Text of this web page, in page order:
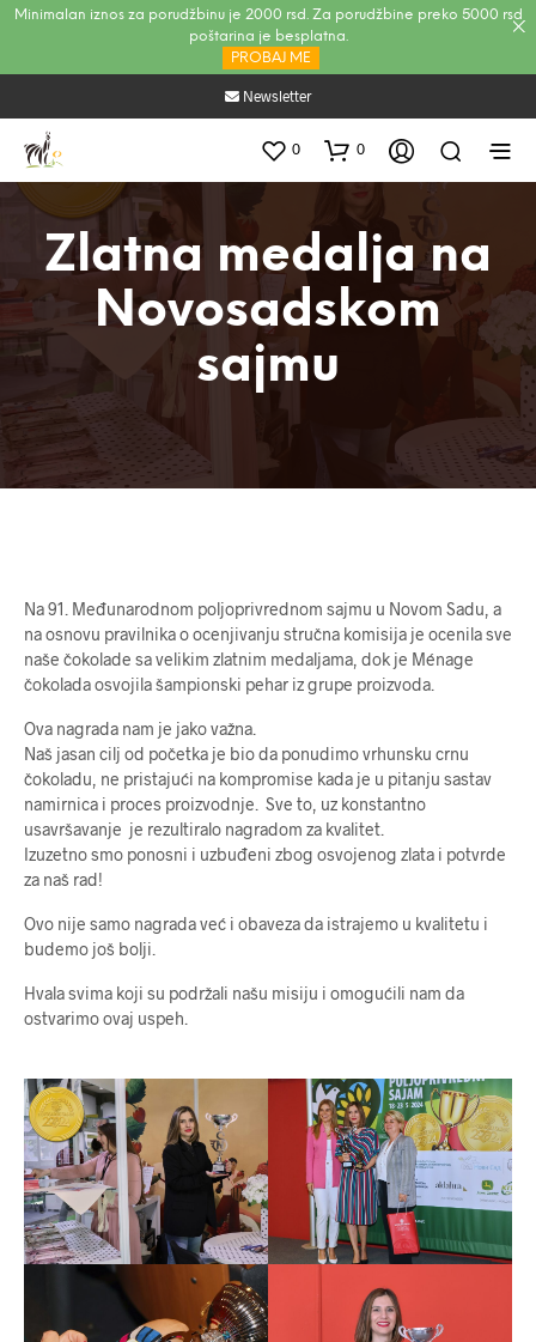
Minimalan iznos za porudžbinu je 2000 rsd. Za porudžbine preko 5000 rsd
poštarina je besplatna.
PROBAJ ME
Newsletter
0 0
Zlatna medalja na
Novosadskom
sajmu
Na 91. Međunarodnom poljoprivrednom sajmu u Novom Sadu, a
na osnovu pravilnika o ocenjivanju stručna komisija je ocenila sve
naše čokolade sa velikim zlatnim medaljama, dok je Ménage
čokolada osvojila šampionski pehar iz grupe proizvoda.
Ova nagrada nam je jako važna.
Naš jasan cilj od početka je bio da ponudimo vrhunsku crnu
čokoladu, ne pristajući na kompromise kada je u pitanju sastav
namirnica i proces proizvodnje. Sve to, uz konstantno
usavršavanje je rezultiralo nagradom za kvalitet.
Izuzetno smo ponosni i uzbuđeni zbog osvojenog zlata i potvrde
za naš rad!
Ovo nije samo nagrada već i obaveza da istrajemo u kvalitetu i
budemo još bolji.
Hvala svima koji su podržali našu misiju i omogućili nam da
ostvarimo ovaj uspeh.